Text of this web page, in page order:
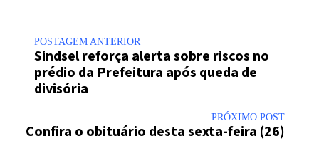
POSTAGEM ANTERIOR
Sindsel reforça alerta sobre riscos no
prédio da Prefeitura após queda de
divisória
PRÓXIMO POST
Confira o obituário desta sexta-feira (26)